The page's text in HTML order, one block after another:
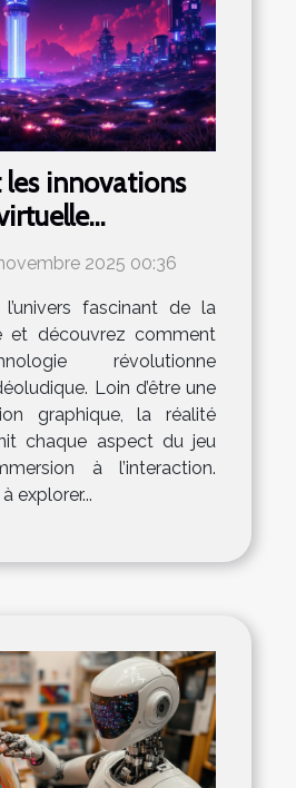
innovations
elles le
jeu vidéo ?
2025 00:36
fascinant de la
et découvrez comment
révolutionne
Loin d’être une
graphique, la réalité
chaque aspect du jeu
à l’interaction.
explorer...